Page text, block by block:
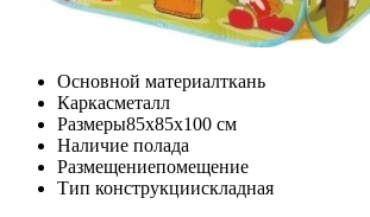
Основной материалткань
Каркасметалл
Размеры85x85x100 cм
Наличие полада
Размещениепомещение
Тип конструкциискладная